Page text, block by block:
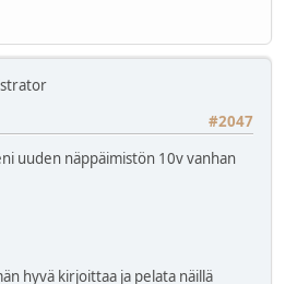
#2047
uuden näppäimistön 10v vanhan
hyvä kirjoittaa ja pelata näillä